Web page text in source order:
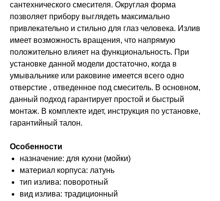
сантехнического смесителя. Округлая форма
позволяет прибору выглядеть максимально
привлекательно и стильно для глаз человека. Излив
имеет возможность вращения, что напрямую
положительно влияет на функциональность. При
установке данной модели достаточно, когда в
умывальнике или раковине имеется всего одно
отверстие , отведенное под смеситель. В основном,
данный подход гарантирует простой и быстрый
монтаж. В комплекте идет, инструкция по установке,
гарантийный талон.
Особенности
назначение: для кухни (мойки)
материал корпуса: латунь
тип излива: поворотный
вид излива: традиционный